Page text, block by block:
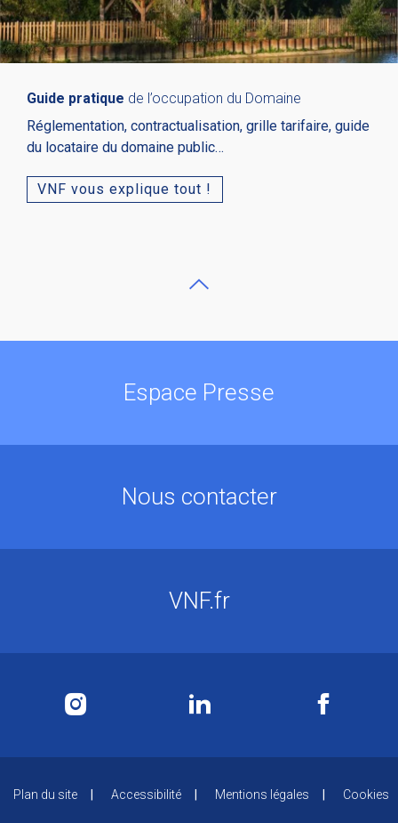
Guide pratique de l’occupation du Domaine
Réglementation, contractualisation, grille tarifaire, guide
du locataire du domaine public…
VNF vous explique tout !
Espace Presse
Nous contacter
VNF.fr
Plan du site Accessibilité Mentions légales Cookies